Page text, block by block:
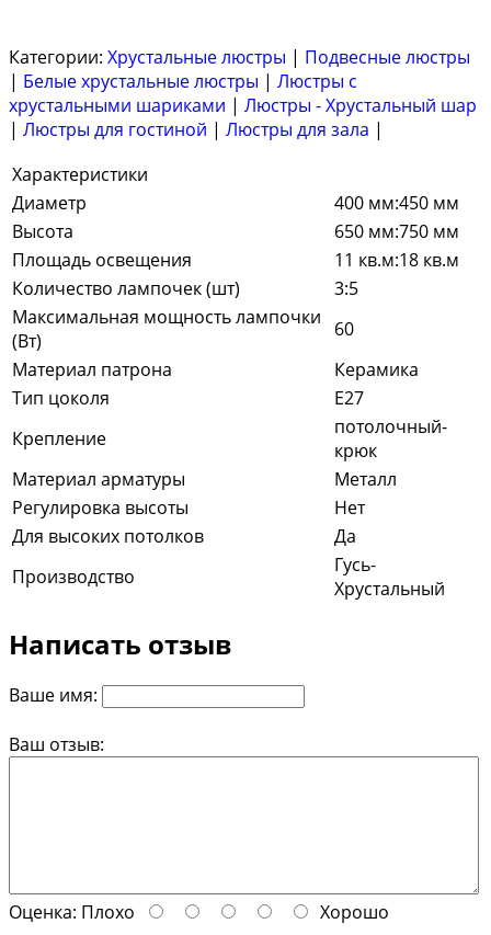
Категории: Хрустальные люстры | Подвесные люстры
| Белые хрустальные люстры | Люстры с
хрустальными шариками | Люстры - Хрустальный шар
| Люстры для гостиной | Люстры для зала |
Характеристики
Диаметр
400 мм:450 мм
Высота
650 мм:750 мм
Площадь освещения
11 кв.м:18 кв.м
Количество лампочек (шт)
3:5
Максимальная мощность лампочки
(Вт)
60
Материал патрона
Керамика
Тип цоколя
E27
Крепление
потолочный-
крюк
Материал арматуры
Металл
Регулировка высоты
Нет
Для высоких потолков
Да
Производство
Гусь-
Хрустальный
Написать отзыв
Ваше имя:
Ваш отзыв:
Оценка: Плохо
Хорошо